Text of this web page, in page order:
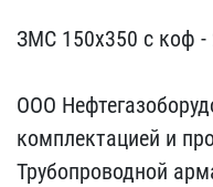
ЗМС 150х350 с коф -
ООО
комплектац​ией и
Трубопроводной